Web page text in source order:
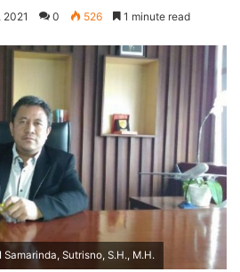
2021 0 526 1 minute read
Samarinda, Sutrisno, S.H., M.H.